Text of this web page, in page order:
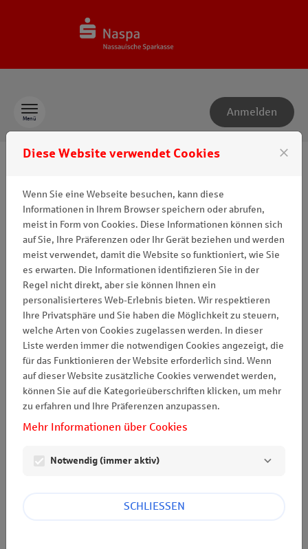
Menü
Anmelden
ICH HABE AUF "PASSWORT VERGESSEN"
GEKLICKT, ABER NIE EINE E-MAIL MIT
EINEM LINK ZUM ERSTELLEN EINES
PASSWORTS ERHALTEN.
ICH HABE AUF "PASSWORT VERGESSEN"
GEKLICKT, ABER WENN ICH AUF DEN PER
E-MAIL ERHALTENEN LINK KLICKE, WIRD
EINE FEHLERMELDUNG ANGEZEIGT.
ICH KLICKE IM FORMULAR AUF "NÄCHSTE
WIE KANN ICH DEN ERSTEN TEIL MEINES
Diese Website verwendet Cookies close
Wenn Sie eine Webseite besuchen, kann diese
Informationen in Ihrem Browser speichern oder abrufen,
meist in Form von Cookies. Diese Informationen können sich
auf Sie, Ihre Präferenzen oder Ihr Gerät beziehen und werden
meist verwendet, damit die Website so funktioniert, wie Sie
es erwarten. Die Informationen identifizieren Sie in der
Regel nicht direkt, aber sie können Ihnen ein
personalisierteres Web-Erlebnis bieten. Wir respektieren
Ihre Privatsphäre und Sie haben die Möglichkeit zu steuern,
welche Arten von Cookies zugelassen werden. In dieser
Liste werden immer die notwendigen Cookies angezeigt, die
für das Funktionieren der Website erforderlich sind. Wenn
auf dieser Website zusätzliche Cookies verwendet werden,
können Sie auf die Kategorieüberschriften klicken, um mehr
zu erfahren und Ihre Präferenzen anzupassen.
Mehr Informationen über Cookies
Notwendig (immer aktiv)
SCHLIESSEN